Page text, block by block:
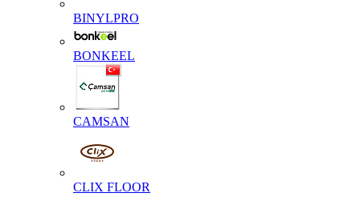
BINYLPRO
BONKEEL
CAMSAN
CLIX FLOOR